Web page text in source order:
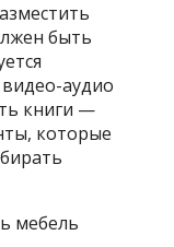
быть
аудио
книги —
которые
мебель